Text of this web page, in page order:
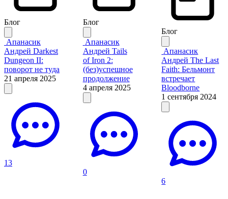
Блог
Апанасик
Андрей Darkest
Dungeon II:
поворот не туда
21 апреля 2025
13
Блог
Апанасик
Андрей Tails
of Iron 2:
(без)успешное
продолжение
4 апреля 2025
0
Блог
Апанасик
Андрей The Last
Faith: Бельмонт
встречает
Bloodborne
1 сентября 2024
6